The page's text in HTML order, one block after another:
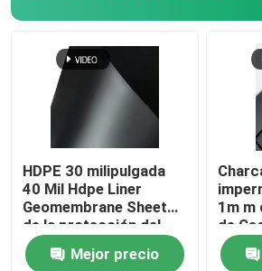
HDPE 30 milipulgada
40 Mil Hdpe Liner
Geomembrane Sheet
de la protección del
medio ambiente
Mejor precio
1m m
de